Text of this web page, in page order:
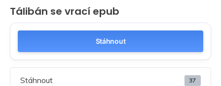
Tálibán se vrací epub
Stáhnout
Stáhnout 37